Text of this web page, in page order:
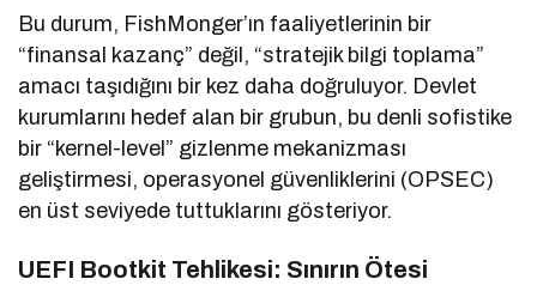
Bu durum, FishMonger’ın faaliyetlerinin bir
“finansal kazanç” değil, “stratejik bilgi toplama”
amacı taşıdığını bir kez daha doğruluyor. Devlet
kurumlarını hedef alan bir grubun, bu denli sofistike
bir “kernel-level” gizlenme mekanizması
geliştirmesi, operasyonel güvenliklerini (OPSEC)
en üst seviyede tuttuklarını gösteriyor.
UEFI Bootkit Tehlikesi: Sınırın Ötesi